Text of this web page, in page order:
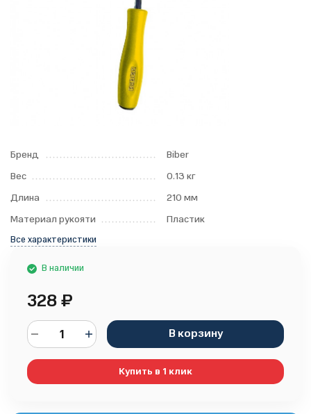
Бренд
Biber
Вес
0.13 кг
Длина
210 мм
Материал рукояти
Пластик
Все характеристики
В наличии
328₽
В корзину
Купить в 1 клик